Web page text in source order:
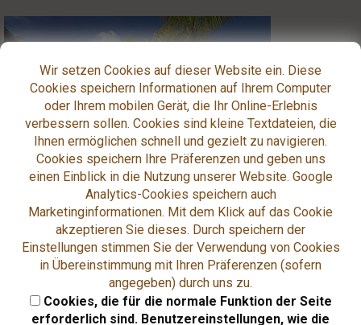
Trou aux Biches Beachcomber Golf Resort
& Spa 5,5*
Das Resort befindet sich wunderschöner Lage
an einem langen Sandstrand. Die Chalets und
Villen liegen verstreut im tropischen Garten
oder direkt am Strand. Die Zimmer sind alle
Wir setzen Cookies auf dieser Website ein. Diese
Cookies speichern Informationen auf Ihrem Computer
oder Ihrem mobilen Gerät, die Ihr Online-Erlebnis
verbessern sollen. Cookies sind kleine Textdateien, die
Ihnen ermöglichen schnell und gezielt zu navigieren.
Cookies speichern Ihre Präferenzen und geben uns
einen Einblick in die Nutzung unserer Website. Google
Analytics-Cookies speichern auch
Marketinginformationen. Mit dem Klick auf das Cookie
akzeptieren Sie dieses. Durch speichern der
Einstellungen stimmen Sie der Verwendung von Cookies
in Übereinstimmung mit Ihren Präferenzen (sofern
angegeben) durch uns zu.
Cookies, die für die normale Funktion der Seite
erforderlich sind. Benutzereinstellungen, wie die